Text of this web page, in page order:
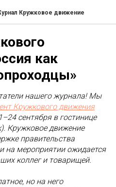
Кружковое движение
как
нашего журнала! Мы
Кружкового движения
сентября в гостинице
Кружковое движение
правительства
на мероприятии ожидается
коллег и товарищей.
но на него